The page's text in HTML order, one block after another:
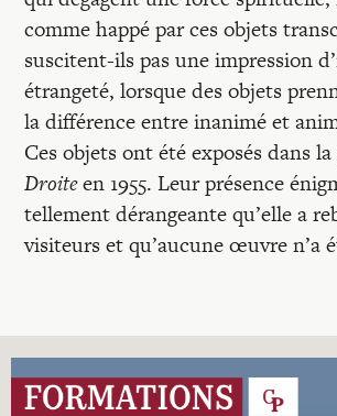
comme happé par ces objets
suscitent-ils pas une impression
étrangeté, lorsque des objets
la différence entre inanimé et
Ces objets ont été exposés dans
Droiteen 1955. Leur présence
tellement dérangeante qu’elle a
visiteurs et qu’aucune œuvre n’a